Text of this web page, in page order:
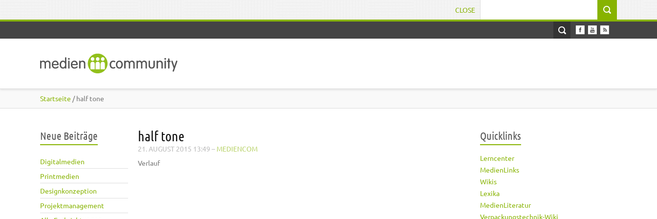
CLOSE
Startseite / half tone
Neue Beiträge
Digitalmedien
Printmedien
Designkonzeption
Projektmanagement
half tone
21. AUGUST 2015 13:49 – MEDIENCOM
Verlauf
Quicklinks
Lerncenter
MedienLinks
Wikis
Lexika
MedienLiteratur
Verpackungstechnik-Wiki